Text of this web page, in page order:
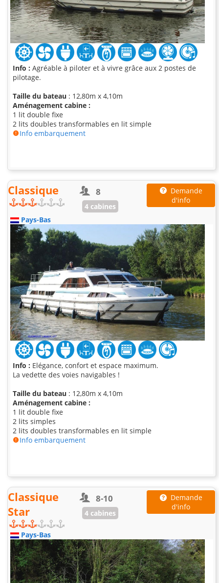
Info : Agréable à piloter et à vivre grâce aux 2 postes de
pilotage.
Taille du bateau : 12,80m x 4,10m
Aménagement cabine :
1 lit double fixe
2 lits doubles transformables en lit simple
Info embarquement
Classique 8
4 cabines
Demande
d'info
Pays-Bas
Info : Elégance, confort et espace maximum.
La vedette des voies navigables !
Taille du bateau : 12,80m x 4,10m
Aménagement cabine :
1 lit double fixe
2 lits simples
2 lits doubles transformables en lit simple
Info embarquement
Classique
Star
8-10
4 cabines
Demande
d'info
Pays-Bas